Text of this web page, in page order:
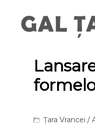
Țara Vrancei /